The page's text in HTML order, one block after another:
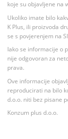
koje su objavljene na
Ukoliko imate bilo
K Plus, ili proizvoda
se s povjerenjem na
Iako se informacije o
nije odgovoran za
prava.
Ove informacije
reproducirati na bilo
d.o.o. niti bez pisane
Konzum plus d.o.o.